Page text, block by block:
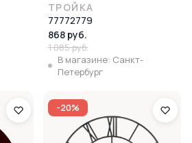
ТРОЙКА
77772779
868 руб.
1 085 руб.
В магазине: Санкт-
Петербург
-20%